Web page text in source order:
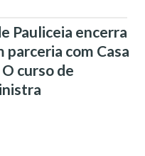
Pauliceia encerra
com Casa
curso de